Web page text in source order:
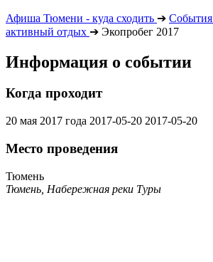
Афиша Тюмени - куда сходить ➔ События
активный отдых ➔ Экопробег 2017
Информация о событии
Когда проходит
20 мая 2017 года 2017-05-20 2017-05-20
Место проведения
Тюмень
Тюмень, Набережная реки Туры